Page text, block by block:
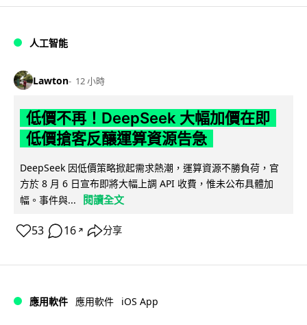
人工智能
Lawton 12 小時
低價不再！DeepSeek 大幅加價在即
低價搶客反釀運算資源告急
DeepSeek 因低價策略掀起需求熱潮，運算資源不勝負荷，官
方於 8 月 6 日宣布即將大幅上調 API 收費，惟未公布具體加
幅。事件與...
閱讀全文
53 16 ↗ 分享
應用軟件 應用軟件 iOS App